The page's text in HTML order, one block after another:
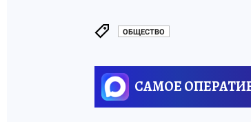
ОБЩЕСТВО
САМОЕ